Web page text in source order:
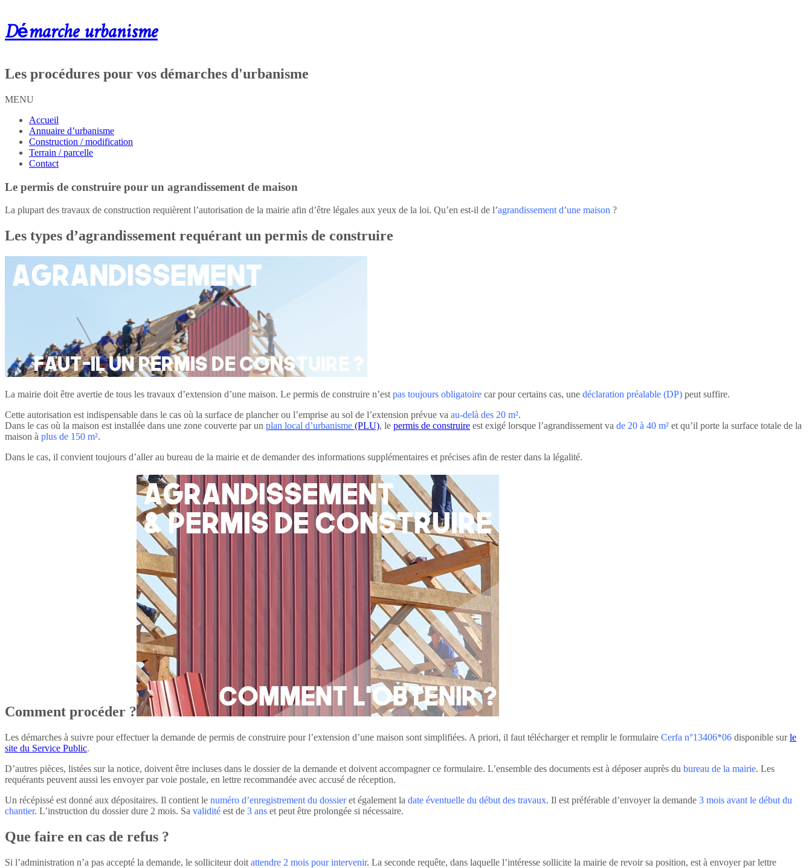
Démarche urbanisme
Les procédures pour vos démarches d'urbanisme
MENU
Accueil
Annuaire d’urbanisme
Construction / modification
Terrain / parcelle
Contact
Le permis de construire pour un agrandissement de maison
La plupart des travaux de construction requièrent l’autorisation de la mairie afin d’être légales aux yeux de la loi. Qu’en est-il de l’agrandissement d’une maison ?
Les types d’agrandissement requérant un permis de construire
La mairie doit être avertie de tous les travaux d’extension d’une maison. Le permis de construire n’est pas toujours obligatoire car pour certains cas, une déclaration préalable (DP) peut suffire.
Cette autorisation est indispensable dans le cas où la surface de plancher ou l’emprise au sol de l’extension prévue va au-delà des 20 m².
Dans le cas où la maison est installée dans une zone couverte par un plan local d’urbanisme (PLU), le permis de construire est exigé lorsque l’agrandissement va de 20 à 40 m² et qu’il porte la surface totale de la
maison à plus de 150 m².
Dans le cas, il convient toujours d’aller au bureau de la mairie et de demander des informations supplémentaires et précises afin de rester dans la légalité.
Comment procéder ?
Les démarches à suivre pour effectuer la demande de permis de construire pour l’extension d’une maison sont simplifiées. A priori, il faut télécharger et remplir le formulaire Cerfa n°13406*06 disponible surle
site du Service Public.
D’autres pièces, listées sur la notice, doivent être incluses dans le dossier de la demande et doivent accompagner ce formulaire. L’ensemble des documents est à déposer auprès du bureau de la mairie. Les
requérants peuvent aussi les envoyer par voie postale, en lettre recommandée avec accusé de réception.
Un récépissé est donné aux dépositaires. Il contient le numéro d’enregistrement du dossieret également la date éventuelle du début des travaux. Il est préférable d’envoyer la demande 3 mois avant le début du
chantier. L’instruction du dossier dure 2 mois. Sa validité est de 3 ans et peut être prolongée si nécessaire.
Que faire en cas de refus ?
Si l’administration n’a pas accepté la demande, le solliciteur doit attendre 2 mois pour intervenir. La seconde requête, dans laquelle l’intéresse sollicite la mairie de revoir sa position, est à envoyer par lettre